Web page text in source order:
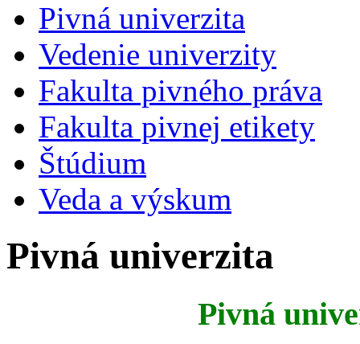
Pivná univerzita
Vedenie univerzity
Fakulta pivného práva
Fakulta pivnej etikety
Štúdium
Veda a výskum
Pivná univerzita
Pivná